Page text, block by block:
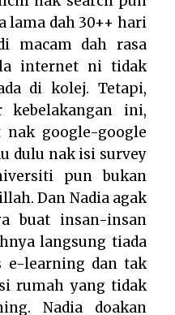
lama dah 30++ hari
macam dah rasa
internet ni tidak
di kolej. Tetapi,
kebelakangan ini,
google-google
dulu nak isi survey
pun bukan
Dan Nadia agak
buat insan-insan
langsung tiada
e-learning dan tak
rumah yang tidak
Nadia doakan